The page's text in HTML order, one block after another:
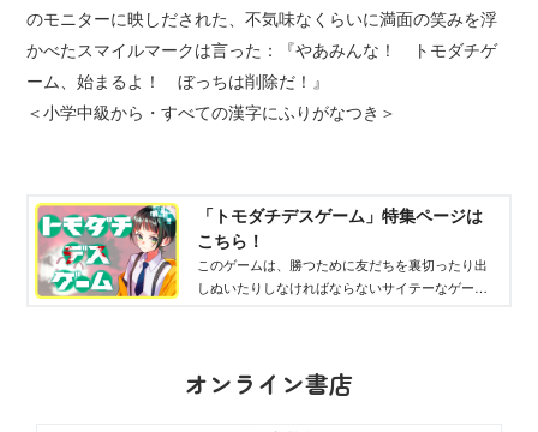
のモニターに映しだされた、不気味なくらいに満面の笑みを浮
かべたスマイルマークは言った：『やあみんな！ トモダチゲ
ーム、始まるよ！ ぼっちは削除だ！』
＜小学中級から・すべての漢字にふりがなつき＞
「トモダチデスゲーム」特集ページは
こちら！
このゲームは、勝つために友だちを裏切ったり出
しぬいたりしなければならないサイテーなゲーム
オンライン書店